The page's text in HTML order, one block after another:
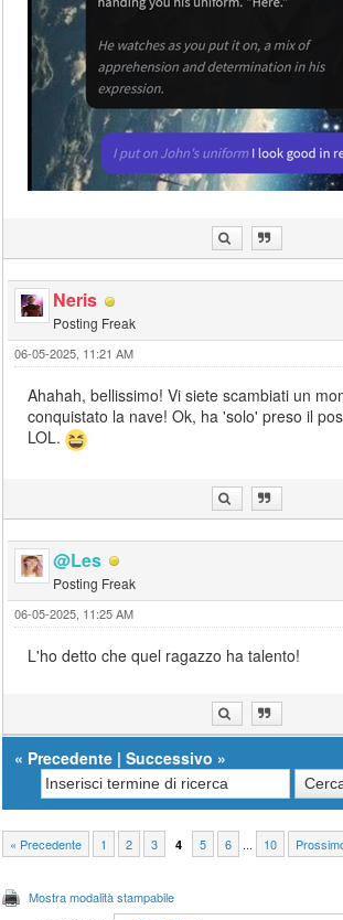
Neris
Posting Freak
06-05-2025, 11:21 AM
Ahahah, bellissimo! Vi siete scambiati un
conquistato la nave! Ok, ha 'solo' preso il
LOL.
@Les
Posting Freak
06-05-2025, 11:25 AM
L'ho detto che quel ragazzo ha talento!
« Precedente |Successivo »
« Precedente 1 2 3 4 5 6 ... 10
Mostra modalità stampabile